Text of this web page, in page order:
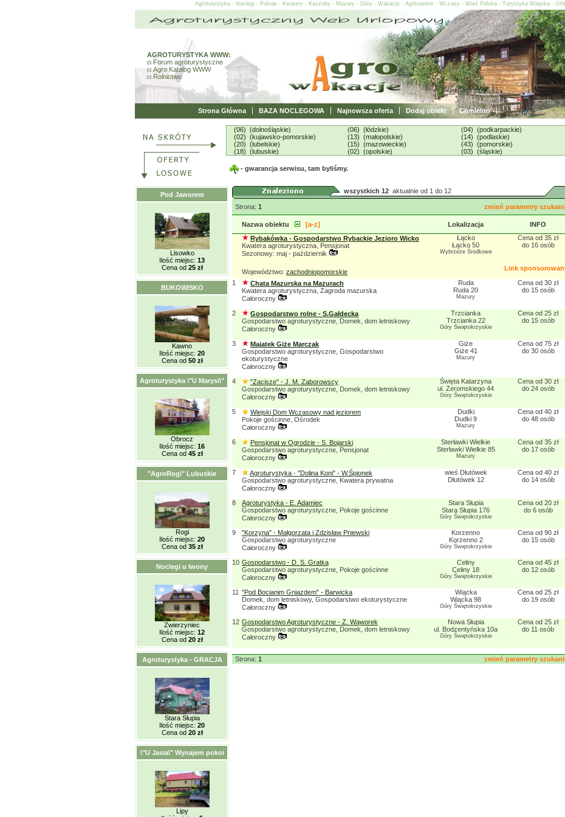
Agroturystyka - Noclegi - Pokoje - Kwatery - Kaszuby - Mazury - Góry - Wakacje - Agritourism - Wczasy - Wieś Polska - Turystyka Wiejska -
AGROTURYSTYKA WWW:
Forum agroturystyczne
Agro Katalog WWW
Rolnictwo
Strona Główna BAZA NOCLEGOWA Najnowsza oferta Dodaj obiekt Chmielno
(06) (dolnośląskie)
(02) (kujawsko-pomorskie)
(20) (lubelskie)
(18) (lubuskie)
(06) (łódzkie)
(13) (małopolskie)
(15) (mazowieckie)
(02) (opolskie)
(04) (podkarpackie)
(14) (podlaskie)
(43) (pomorskie)
(03) (śląskie)
- gwarancja serwisu, tam byliśmy.
Pod Jaworem
Lisowko
Ilość miejsc: 13
Cena od 25 zł
BUKOWISKO
Kawno
Ilość miejsc: 20
Cena od 50 zł
Agroturystyka \"U Marysi\"
Obrocz
Ilość miejsc: 16
Cena od 45 zł
"AgroRogi" Lubuskie
Rogi
Ilość miejsc: 20
Cena od 35 zł
Noclegi u Iwony
Zwierzyniec
Ilość miejsc: 12
Cena od 20 zł
Agroturystyka - GRACJA
Stara Słupia
Ilość miejsc: 20
Cena od 20 zł
\"U Jasia\" Wynajem pokoi
Lipy
wszystkich 12 aktualnie od 1 do 12
Strona: 1 zmień parametry
Nazwa obiektu [a-z] Lokalizacja
INFO
Rybakówka - Gospodarstwo Rybackie Jezioro Wicko
Kwatera agroturystyczna, Pensjonat
Sezonowy: maj - październik
Łącko
Łącko 50
Wybrzeże Środkowe
Cena od 35 zł
do 16 osób
Województwo: zachodniopomorskie
Link
1
Chata Mazurska na Mazurach
Kwatera agroturystyczna, Zagroda mazurska
Całoroczny
Ruda
Ruda 20
Mazury
Cena od 30 zł
do 15 osób
2
Gospodarstwo rolne - S.Gałdecka
Gospodarstwo agroturystyczne, Domek, dom letniskowy
Całoroczny
Trzcianka
Trzcianka 22
Góry Świętokrzyskie
Cena od 25 zł
do 15 osób
3
Majatek Giże Marczak
Gospodarstwo agroturystyczne, Gospodarstwo
ekoturystyczne
Całoroczny
Giże
Giże 41
Mazury
Cena od 75 zł
do 30 osób
4
"Zacisze" - J. M. Zaborowscy
Gospodarstwo agroturystyczne, Domek, dom letniskowy
Całoroczny
Święta Katarzyna
ul. Żeromskiego 44
Góry Świętokrzyskie
Cena od 30 zł
do 24 osób
5
Wiejski Dom Wczasowy nad jeziorem
Pokoje gościnne, Ośrodek
Całoroczny
Dudki
Dudki 9
Mazury
Cena od 40 zł
do 48 osób
6
Pensjonat w Ogrodzie - S. Bojarski
Gospodarstwo agroturystyczne, Pensjonat
Całoroczny
Sterławki Wielkie
Sterławki Wielkie 85
Mazury
Cena od 35 zł
do 17 osób
7
Agroturystyka - "Dolina Koni" - W.Śpionek
Gospodarstwo agroturystyczne, Kwatera prywatna
Całoroczny
wieś Dłutówek
Dłutówek 12
Cena od 40 zł
do 14 osób
8
Agroturystyka - E. Adamiec
Gospodarstwo agroturystyczne, Pokoje gościnne
Całoroczny
Stara Słupia
Stara Słupia 176
Góry Świętokrzyskie
Cena od 20 zł
do 6 osób
9
"Korzyna" - Małgorzata i Zdzisław Pniewski
Gospodarstwo agroturystyczne
Całoroczny
Korzenno
Korzenno 2
Góry Świętokrzyskie
Cena od 90 zł
do 15 osób
10 Gospodarstwo - D. S. Gratka
Gospodarstwo agroturystyczne, Pokoje gościnne
Całoroczny
Celiny
Celiny 18
Góry Świętokrzyskie
Cena od 45 zł
do 12 osób
11 "Pod Bocianim Gniazdem" - Barwicka
Domek, dom letniskowy, Gospodarstwo ekoturystyczne
Całoroczny
Wiącka
Wiącka 98
Góry Świętokrzyskie
Cena od 25 zł
do 19 osób
12 Gospodarstwo Agroturystyczne - Z. Wąworek
Gospodarstwo agroturystyczne, Domek, dom letniskowy
Całoroczny
Nowa Słupia
ul. Bodzentyńska 10a
Góry Świętokrzyskie
Cena od 25 zł
do 11 osób
Strona: 1 zmień parametry